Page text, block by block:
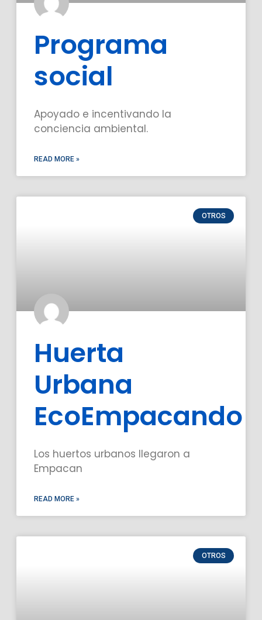
Programa
social
Apoyado e incentivando la
conciencia ambiental.
READ MORE »
OTROS
Huerta
Urbana
EcoEmpacando
Los huertos urbanos llegaron a
Empacan
READ MORE »
OTROS